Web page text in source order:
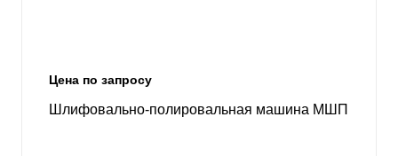
Цена по запросу
Шлифовально-полировальная машина МШП